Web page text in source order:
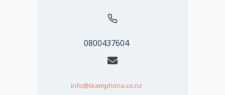
0800437604
info@teamphoria.co.nz